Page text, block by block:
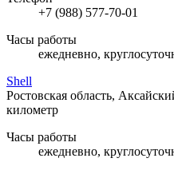
+7 (988) 577-70-01
Часы работы
ежедневно,
Shell
Ростовская область,
километр
Часы работы
ежедневно,